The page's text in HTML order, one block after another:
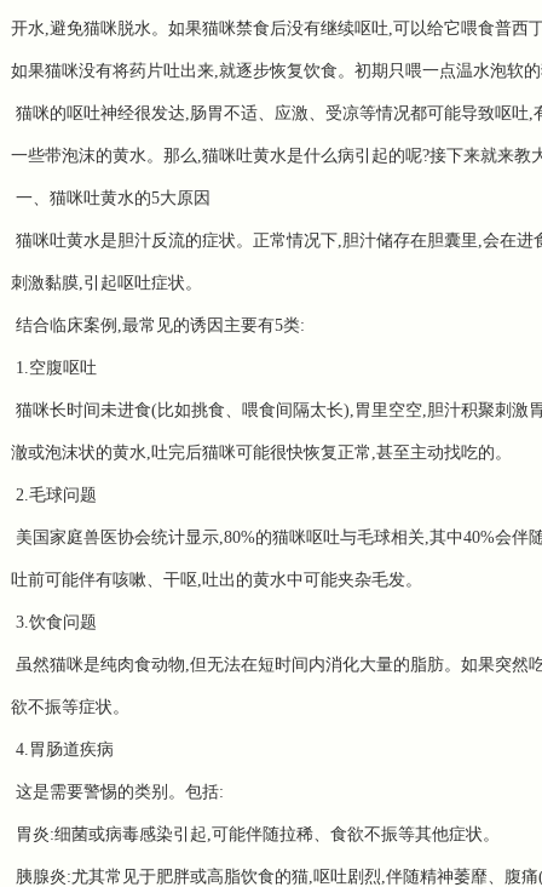
开水,避免猫咪脱水。如果猫咪禁食后没有继续呕吐,可以给它喂食普
如果猫咪没有将药片吐出来,就逐步恢复饮食。初期只喂一点温水泡软
猫咪的呕吐神经很发达,肠胃不适、应激、受凉等情况都可能导致呕
一些带泡沫的黄水。那么,猫咪吐黄水是什么病引起的呢?接下来就来教
一、猫咪吐黄水的5大原因
猫咪吐黄水是胆汁反流的症状。正常情况下,胆汁储存在胆囊里,会在
刺激黏膜,引起呕吐症状。
结合临床案例,最常见的诱因主要有5类:
1.空腹呕吐
猫咪长时间未进食(比如挑食、喂食间隔太长),胃里空空,胆汁积聚刺
澈或泡沫状的黄水,吐完后猫咪可能很快恢复正常,甚至主动找吃的。
2.毛球问题
美国家庭兽医协会统计显示,80%的猫咪呕吐与毛球相关,其中40%会
吐前可能伴有咳嗽、干呕,吐出的黄水中可能夹杂毛发。
3.饮食问题
虽然猫咪是纯肉食动物,但无法在短时间内消化大量的脂肪。如果突
欲不振等症状。
4.胃肠道疾病
这是需要警惕的类别。包括:
胃炎:细菌或病毒感染引起,可能伴随拉稀、食欲不振等其他症状。
胰腺炎:尤其常见于肥胖或高脂饮食的猫,呕吐剧烈,伴随精神萎靡、腹